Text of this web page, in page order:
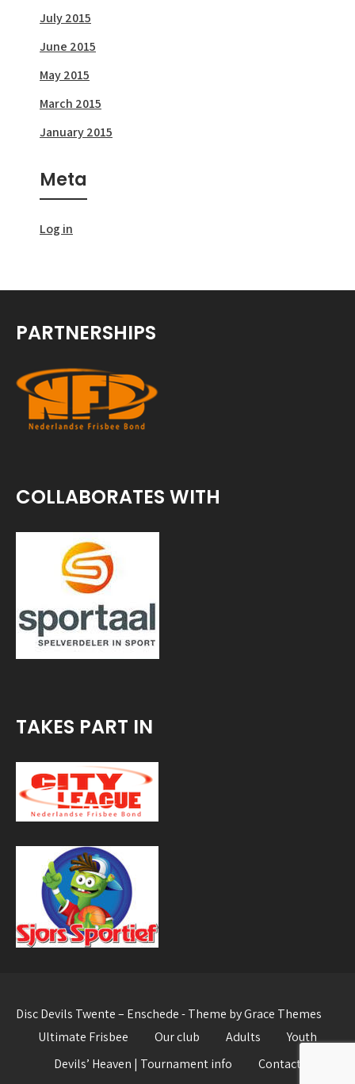
July 2015
June 2015
May 2015
March 2015
January 2015
Meta
Log in
PARTNERSHIPS
COLLABORATES WITH
TAKES PART IN
Disc Devils Twente – Enschede - Theme by Grace Themes
Ultimate Frisbee
Our club Adults
Youth
Devils’ Heaven | Tournament info
Contact